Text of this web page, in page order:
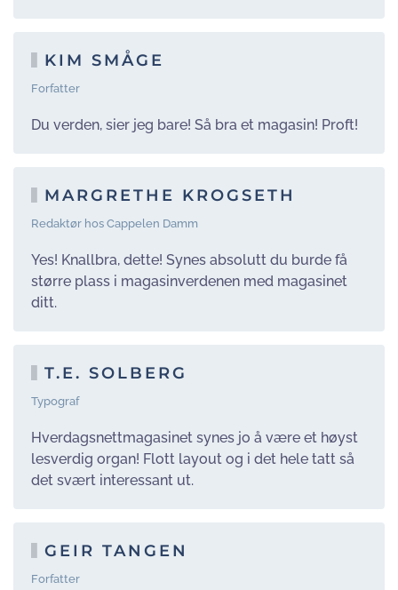
KIM SMÅGE
Forfatter
Du verden, sier jeg bare! Så bra et magasin! Proft!
MARGRETHE KROGSETH
Redaktør hos Cappelen Damm
Yes! Knallbra, dette! Synes absolutt du burde få
større plass i magasinverdenen med magasinet
ditt.
T.E. SOLBERG
Typograf
Hverdagsnettmagasinet synes jo å være et høyst
lesverdig organ! Flott layout og i det hele tatt så
det svært interessant ut.
GEIR TANGEN
Forfatter